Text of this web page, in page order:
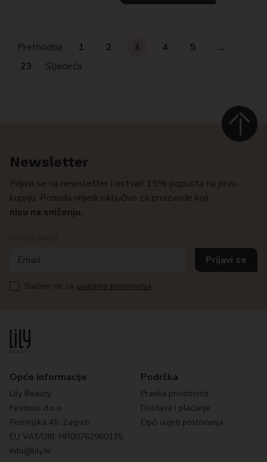
Prethodna 1 2 3 4 5
…
23
Sljedeća
Opće informacije
Lily Beauty
Festinus d.o.o.
Petrinjska 45, Zagreb
EU VAT/OIB: HR00762960135
Info@lily.hr
Podrška
Pravila privatnosti
Dostava i plaćanje
Opći uvjeti poslovanja
Newsletter
Prijavi se na newsletter i ostvari 15% popusta na prvu
kupnju. Ponuda vrijedi isključivo za proizvode koji
nisu na sniženju.
Slažem se sa uvjetima poslovanja